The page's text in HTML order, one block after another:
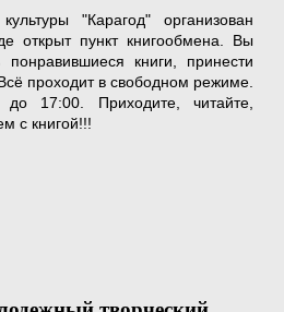
"Карагод" организован
открыт пункт книгообмена. Вы
понравившиеся книги, принести
проходит в свободном режиме.
17:00. Приходите, читайте,
с книгой!!!